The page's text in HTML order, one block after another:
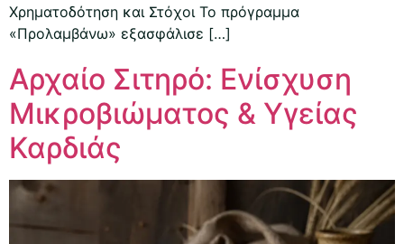
Χρηματοδότηση και Στόχοι Το πρόγραμμα
«Προλαμβάνω» εξασφάλισε […]
Αρχαίο Σιτηρό: Ενίσχυση
Μικροβιώματος & Υγείας
Καρδιάς